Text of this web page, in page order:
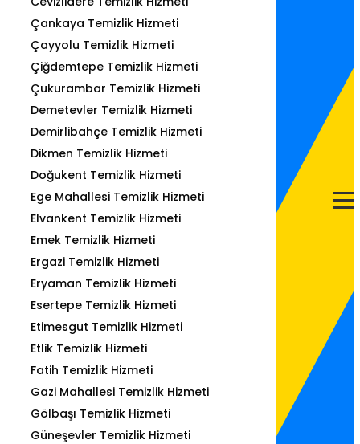
Çankaya Temizlik Hizmeti
Çayyolu Temizlik Hizmeti
Çiğdemtepe Temizlik Hizmeti
Çukurambar Temizlik Hizmeti
Demetevler Temizlik Hizmeti
Demirlibahçe Temizlik Hizmeti
Dikmen Temizlik Hizmeti
Doğukent Temizlik Hizmeti
Ege Mahallesi Temizlik Hizmeti
Elvankent Temizlik Hizmeti
Emek Temizlik Hizmeti
Ergazi Temizlik Hizmeti
Eryaman Temizlik Hizmeti
Esertepe Temizlik Hizmeti
Etimesgut Temizlik Hizmeti
Etlik Temizlik Hizmeti
Fatih Temizlik Hizmeti
Gazi Mahallesi Temizlik Hizmeti
Gölbaşı Temizlik Hizmeti
Güneşevler Temizlik Hizmeti